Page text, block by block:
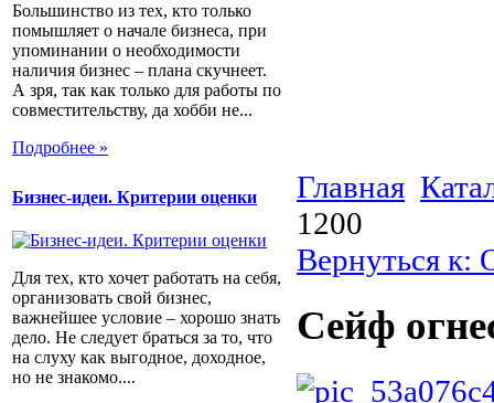
Большинство из тех, кто только
помышляет о начале бизнеса, при
упоминании о необходимости
наличия бизнес – плана скучнеет.
А зря, так как только для работы по
совместительству, да хобби не...
Подробнее »
Бизнес-идеи. Критерии оценки
Для тех, кто хочет работать на себя,
организовать свой бизнес,
важнейшее условие – хорошо знать
дело. Не следует браться за то, что
на слуху как выгодное, доходное,
но не знакомо....
Главная
1200
Вернуться к:
Сейф